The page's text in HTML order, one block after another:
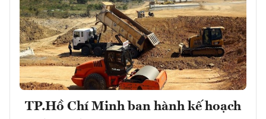
TP.Hồ Chí Minh ban hành kế hoạch